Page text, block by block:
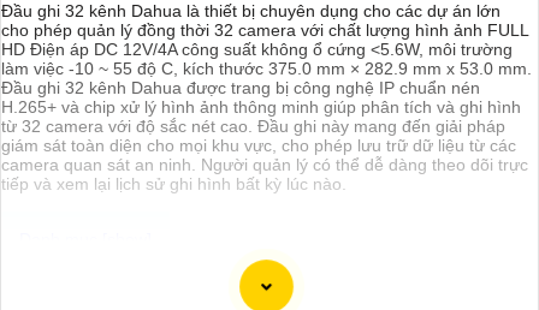
Đầu ghi 32 kênh Dahua là thiết bị chuyên dụng cho các dự án lớn
cho phép quản lý đồng thời 32 camera với chất lượng hình ảnh FULL
HD Điện áp DC 12V/4A công suất không ổ cứng <5.6W, môi trường
làm việc -10 ~ 55 độ C, kích thước 375.0 mm × 282.9 mm x 53.0 mm.
Đầu ghi 32 kênh Dahua được trang bị công nghệ IP chuẩn nén
H.265+ và chip xử lý hình ảnh thông minh giúp phân tích và ghi hình
từ 32 camera với độ sắc nét cao. Đầu ghi này mang đến giải pháp
giám sát toàn diện cho mọi khu vực, cho phép lưu trữ dữ liệu từ các
camera quan sát an ninh. Người quản lý có thể dễ dàng theo dõi trực
tiếp và xem lại lịch sử ghi hình bất kỳ lúc nào.
Chào bạn, dưới đây là một mô tả ngắn về Camera Dahua Chính